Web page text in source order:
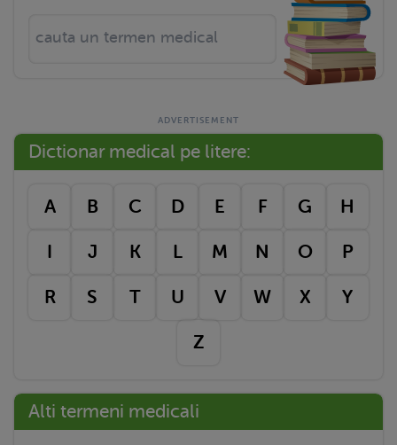
Dictionar medical pe litere:
A B C D E F G H
I J K L M N O P
R S T U V W X Y
Z
Alti termeni medicali